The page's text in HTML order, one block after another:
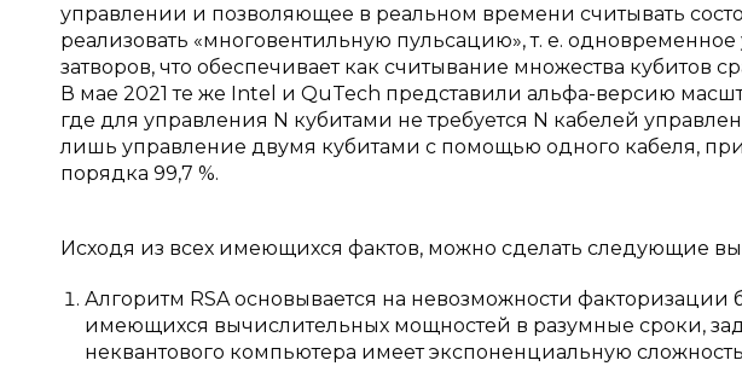
управлении и позволяющее в реальном времени считывать
реализовать «многовентильную пульсацию», т. е.
затворов, что обеспечивает как считывание множества кубитов
В мае 2021 те же Intel и QuTech представили альфа-версию
где для управления N кубитами не требуется N кабелей
лишь управление двумя кубитами с помощью одного кабеля, при
порядка 99,7 %.
Исходя из всех имеющихся фактов, можно сделать следующие
Алгоритм RSA основывается на невозможности
имеющихся вычислительных мощностей в разумные сроки,
неквантового компьютера имеет экспоненциальную